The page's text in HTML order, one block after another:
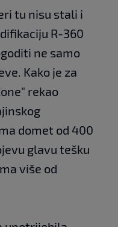
tu nisu stali i
R-360
ne samo
Kako je za
rekao
domet od 400
glavu tešku
više od